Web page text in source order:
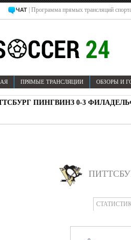
ЧАТ | Программа прямых трансляций
ПРЯМЫЕ ТРАНСЛЯЦИИ ОБЗОРЫ И
ПИНГВИНЗ 0-3